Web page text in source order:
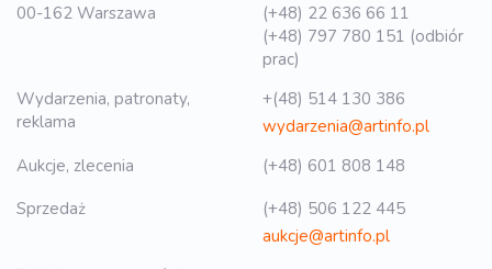
00-162 Warszawa
(+48) 22 636 66 11
(+48) 797 780 151 (odbiór
prac)
Wydarzenia, patronaty,
reklama
+(48) 514 130 386
wydarzenia@artinfo.pl
Aukcje, zlecenia
(+48) 601 808 148
Sprzedaż
(+48) 506 122 445
aukcje@artinfo.pl